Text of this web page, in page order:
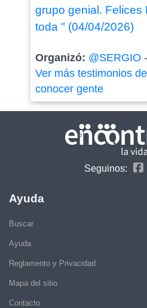
grupo genial. Felices
toda " (04/04/2026)
Organizó: @SERGIO -
Ver más testimonios
conocer gente
Seguinos:
Ayuda
Buscar
Ayuda
Reglamento y Privacidad
Mapa del sitio
Contacto